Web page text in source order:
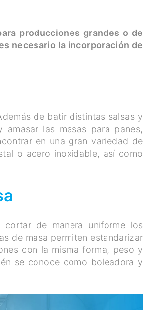
producciones grandes o de
necesario la incorporación de
de batir distintas salsas y
las masas para panes,
en una gran variedad de
o acero inoxidable, así como
de manera uniforme los
de masa permiten estandarizar
con la misma forma, peso y
se conoce como boleadora y